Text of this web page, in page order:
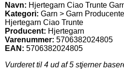
Navn: Hjertegarn Ciao Trunte
Kategori: Garn > Garn
Hjertegarn Ciao Trunte
Producent: Hjertegarn
Varenummer: 5706382024805
EAN: 5706382024805
Vurderet til 4 ud af 5 stjerner